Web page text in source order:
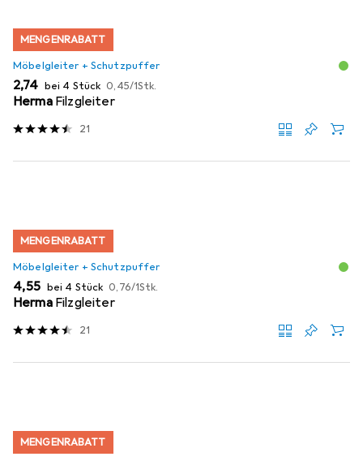
MENGENRABATT
Möbelgleiter + Schutzpuffer
EUR
2,74 bei 4 Stück EUR
0,45/1Stk.
Herma Filzgleiter
21
MENGENRABATT
Möbelgleiter + Schutzpuffer
EUR
4,55 bei 4 Stück EUR
0,76/1Stk.
Herma Filzgleiter
21
MENGENRABATT